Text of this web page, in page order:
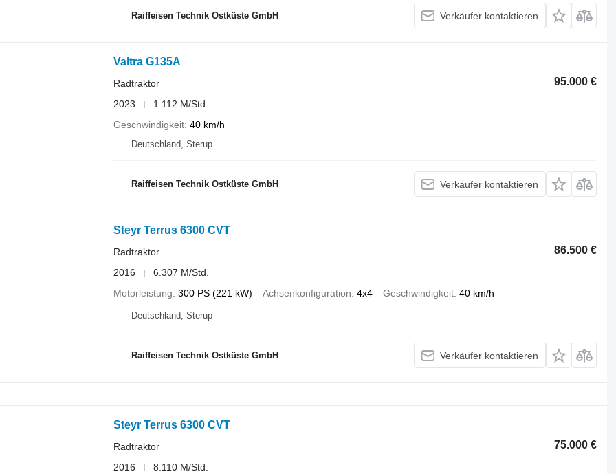
Raiffeisen Technik Ostküste GmbH Verkäufer kontaktieren
Valtra G135A
95.000 €
Radtraktor
2023
1.112 M/Std.
Geschwindigkeit 40 km/h
Deutschland, Sterup
Raiffeisen Technik Ostküste GmbH Verkäufer kontaktieren
Steyr Terrus 6300 CVT
86.500 €
Radtraktor
2016
6.307 M/Std.
Motorleistung 300 PS (221 kW) Achsenkonfiguration 4x4 Geschwindigkeit 40 km/h
Deutschland, Sterup
Raiffeisen Technik Ostküste GmbH Verkäufer kontaktieren
Steyr Terrus 6300 CVT
75.000 €
Radtraktor
2016
8.110 M/Std.